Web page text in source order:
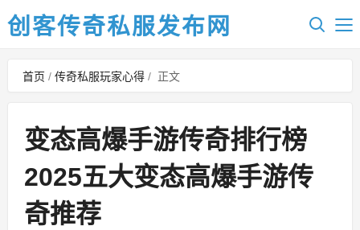
创客传奇私服发布网
首页 / 传奇私服玩家心得 / 正文
变态高爆手游传奇排行榜
2025五大变态高爆手游传
奇推荐